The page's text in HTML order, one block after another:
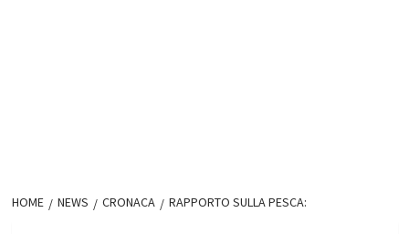
HOME NEWS CRONACA RAPPORTO SULLA PESCA: